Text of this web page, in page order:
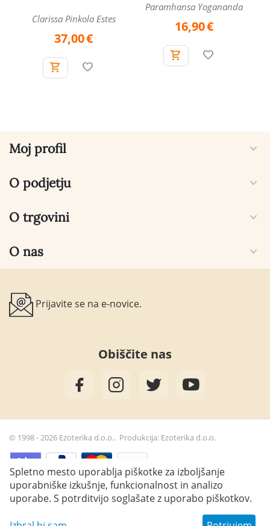
25,90 € Dodaj v košarico
Clarissa Pinkola Estes
37,00€
Paramhansa Yogananda
16,90€
Moj profil
O podjetju
O trgovini
O nas
Prijavite se na e-novice.
Obiščite nas
© 1998 - 2026 Ezoterika d.o.o.. Produkcija: Ezoterika d.o.o.
Spletno mesto uporablja piškotke za izboljšanje
uporabniške izkušnje, funkcionalnost in analizo
uporabe. S potrditvijo soglašate z uporabo piškotkov.